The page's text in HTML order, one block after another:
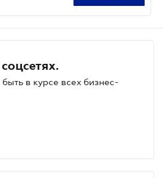
в курсе всех бизнес-